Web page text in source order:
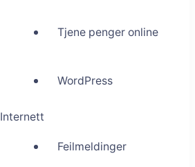
Tjene penger online
WordPress
Internett
Feilmeldinger